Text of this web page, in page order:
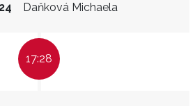
Daňková Michaela
17:28